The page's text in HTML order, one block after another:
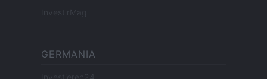
InvestirMag
GERMANIA
Investieren24